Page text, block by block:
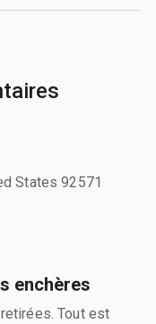
States 92571
enchères
Tout est